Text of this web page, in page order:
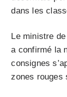
dans les
Le ministre
a confirmé la
consignes
zones rouges